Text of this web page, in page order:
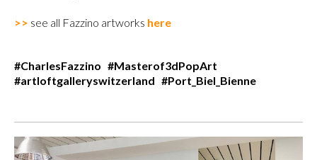
>> see all Fazzino artworks here
#CharlesFazzino #Masterof3dPopArt
#artloftgalleryswitzerland #Port_Biel_Bienne